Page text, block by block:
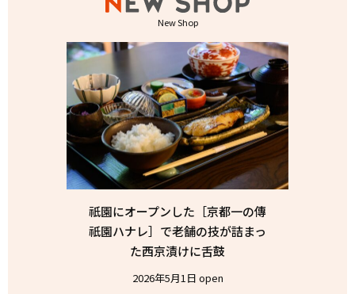
New Shop
祇園にオープンした［京都一の傳
祇園ハナレ］で老舗の技が詰まっ
た西京漬けに舌鼓
2026年5月1日 open